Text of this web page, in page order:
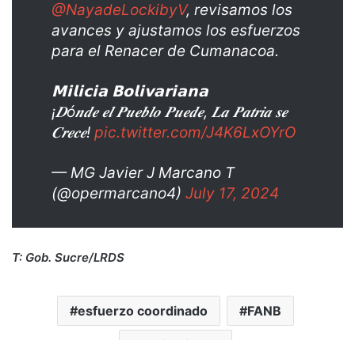
@NayadeLockibyV, revisamos los
avances y ajustamos los esfuerzos
para el Renacer de Cumanacoa.
𝗠𝗶𝗹𝗶𝗰𝗶𝗮 𝗕𝗼𝗹𝗶𝘃𝗮𝗿𝗶𝗮𝗻𝗮
¡𝑫ó𝒏𝒅𝒆 𝒆𝒍 𝑷𝒖𝒆𝒃𝒍𝒐 𝑷𝒖𝒆𝒅𝒆, 𝑳𝒂 𝑷𝒂𝒕𝒓𝒊𝒂 𝒔𝒆
𝑪𝒓𝒆𝒄𝒆! pic.twitter.com/J4K6LxOYrO
— MG Javier J Marcano T
(@opermarcano4) July 17, 2024
T: Gob. Sucre/LRDS
esfuerzo coordinado FANB